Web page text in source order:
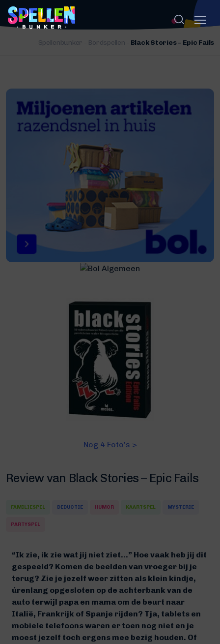
Spellenbunker - Bordspellen - Black Stories – Epic Fails
Nog 4 Foto's >
Review van Black Stories – Epic Fails
FAMILIESPEL DEDUCTIE HUMOR KAARTSPEL MYSTERIE
PARTYSPEL
“Ik zie, ik zie wat jij niet ziet…” Hoe vaak heb jij dit
gespeeld? Komen de beelden van vroeger bij je
terug? Zie je jezelf weer zitten als klein kindje,
úrenlang opgesloten op de achterbank van de
auto terwijl papa en mama om de beurt naar
Italië, Frankrijk of Spanje rijden? Tja, tablets en
mobiele telefoons waren er toen nog niet en je
moest jezelf toch ergens mee bezig houden. Of